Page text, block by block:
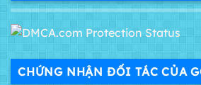
CHỨNG NHẬN ĐỐI TÁC CỦA